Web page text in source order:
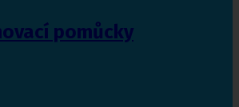
pomůcky